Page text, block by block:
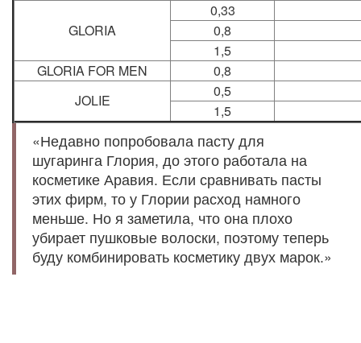
GLORIA
0,33
0,8
1,5
GLORIA FOR MEN
0,8
JOLIE
0,5
1,5
«Недавно попробовала пасту для
шугаринга Глория, до этого работала на
косметике Аравия. Если сравнивать пасты
этих фирм, то у Глории расход намного
меньше. Но я заметила, что она плохо
убирает пушковые волоски, поэтому теперь
буду комбинировать косметику двух марок.»